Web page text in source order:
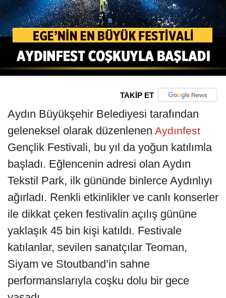
TAKİP ET
Aydın Büyükşehir Belediyesi tarafından
geleneksel olarak düzenlenen Aydınfest
Gençlik Festivali, bu yıl da yoğun katılımla
başladı. Eğlencenin adresi olan Aydın
Tekstil Park, ilk gününde binlerce Aydınlıyı
ağırladı. Renkli etkinlikler ve canlı konserler
ile dikkat çeken festivalin açılış gününe
yaklaşık 45 bin kişi katıldı. Festivale
katılanlar, sevilen sanatçılar Teoman,
Siyam ve Stoutband’in sahne
performanslarıyla coşku dolu bir gece